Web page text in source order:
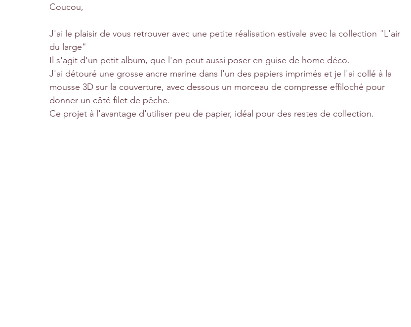
Coucou,
J'ai le plaisir de vous retrouver avec une petite réalisation estivale avec la collection "L'air
du large"
Il s'agit d'un petit album, que l'on peut aussi poser en guise de home déco.
J'ai détouré une grosse ancre marine dans l'un des papiers imprimés et je l'ai collé à la
mousse 3D sur la couverture, avec dessous un morceau de compresse effiloché pour
donner un côté filet de pêche.
Ce projet à l'avantage d'utiliser peu de papier, idéal pour des restes de collection.